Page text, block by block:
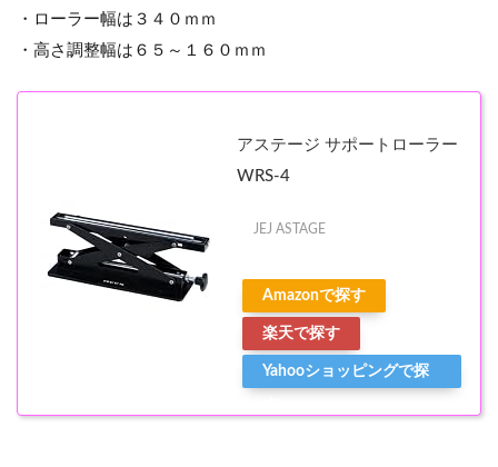
・ローラー幅は３４０ｍｍ
・高さ調整幅は６５～１６０ｍｍ
アステージ サポートローラー
WRS-4
JEJ ASTAGE
Amazonで探す
楽天で探す
Yahooショッピングで探